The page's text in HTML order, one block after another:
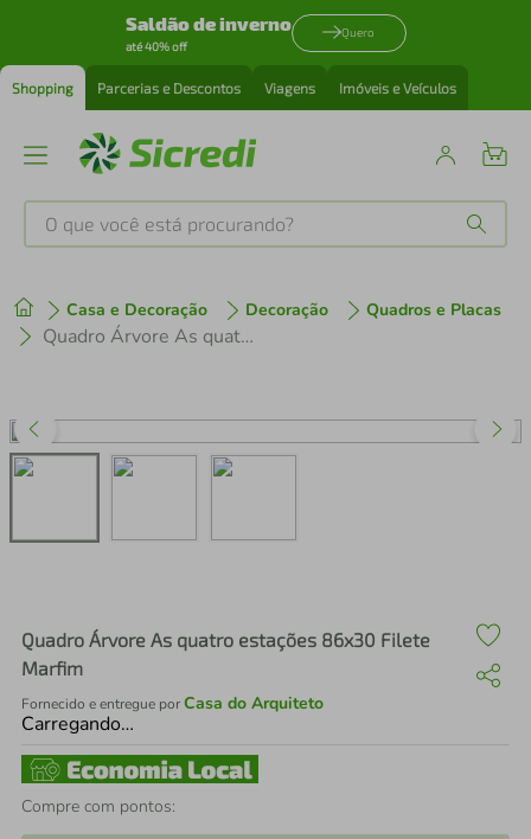
Saldão de inverno
até 40% off
Quero
Shopping Parcerias e Descontos Viagens Imóveis e Veículos
O que você está procurando?
Casa e Decoração Decoração Quadros e Placas
Quadro Árvore As quatro estações 86x30 Filete Marfim
Quadro Árvore As quatro estações 86x30 Filete
Marfim
Fornecido e entregue porCasa do Arquiteto
Carregando…
Compre com pontos:
1º tenis
perfume